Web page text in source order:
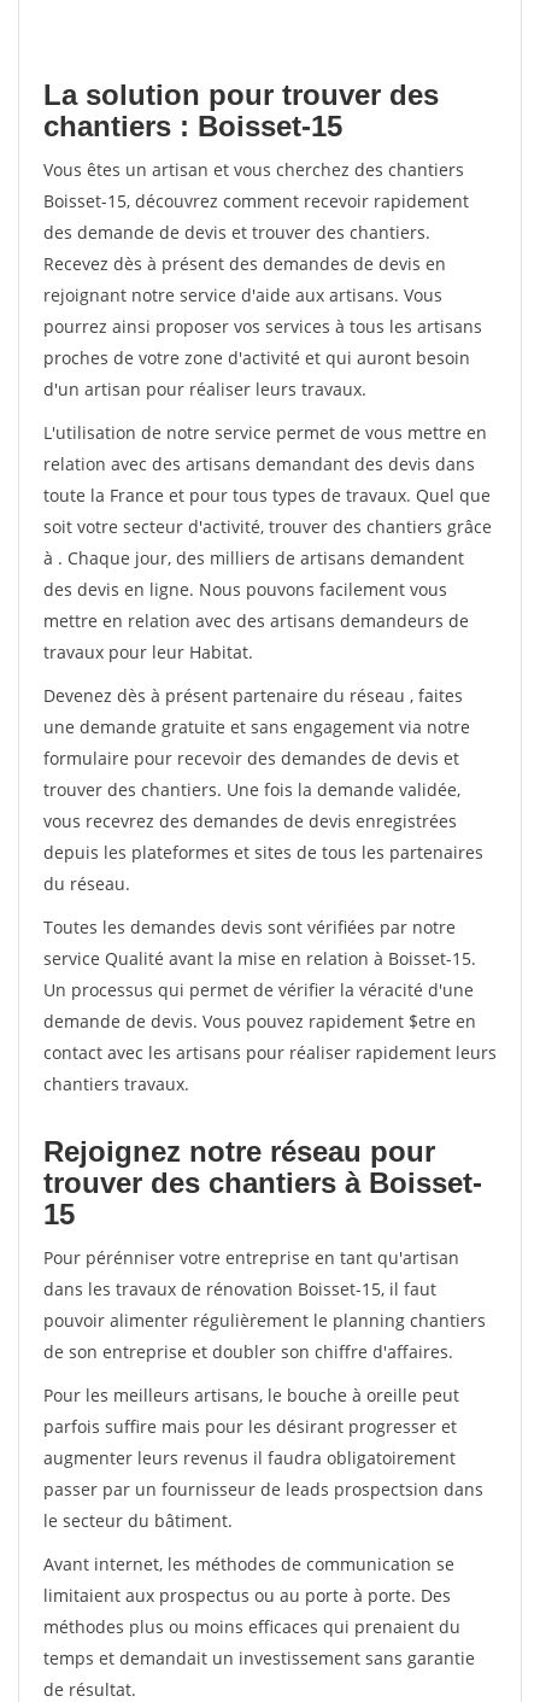
La solution pour trouver des
chantiers : Boisset-15
Vous êtes un artisan et vous cherchez des chantiers
Boisset-15, découvrez comment recevoir rapidement
des demande de devis et trouver des chantiers.
Recevez dès à présent des demandes de devis en
rejoignant notre service d'aide aux artisans. Vous
pourrez ainsi proposer vos services à tous les artisans
proches de votre zone d'activité et qui auront besoin
d'un artisan pour réaliser leurs travaux.
L'utilisation de notre service permet de vous mettre en
relation avec des artisans demandant des devis dans
toute la France et pour tous types de travaux. Quel que
soit votre secteur d'activité, trouver des chantiers grâce
à . Chaque jour, des milliers de artisans demandent
des devis en ligne. Nous pouvons facilement vous
mettre en relation avec des artisans demandeurs de
travaux pour leur Habitat.
Devenez dès à présent partenaire du réseau , faites
une demande gratuite et sans engagement via notre
formulaire pour recevoir des demandes de devis et
trouver des chantiers. Une fois la demande validée,
vous recevrez des demandes de devis enregistrées
depuis les plateformes et sites de tous les partenaires
du réseau.
Toutes les demandes devis sont vérifiées par notre
service Qualité avant la mise en relation à Boisset-15.
Un processus qui permet de vérifier la véracité d'une
demande de devis. Vous pouvez rapidement $etre en
contact avec les artisans pour réaliser rapidement leurs
chantiers travaux.
Rejoignez notre réseau pour
trouver des chantiers à Boisset-
15
Pour pérénniser votre entreprise en tant qu'artisan
dans les travaux de rénovation Boisset-15, il faut
pouvoir alimenter régulièrement le planning chantiers
de son entreprise et doubler son chiffre d'affaires.
Pour les meilleurs artisans, le bouche à oreille peut
parfois suffire mais pour les désirant progresser et
augmenter leurs revenus il faudra obligatoirement
passer par un fournisseur de leads prospectsion dans
le secteur du bâtiment.
Avant internet, les méthodes de communication se
limitaient aux prospectus ou au porte à porte. Des
méthodes plus ou moins efficaces qui prenaient du
temps et demandait un investissement sans garantie
de résultat.